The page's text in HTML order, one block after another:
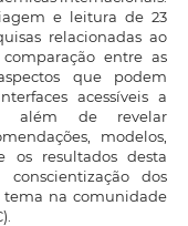
e leitura de 23
relacionadas ao
entre as
que podem
acessíveis a
além de revelar
modelos,
os resultados desta
dos
tema na comunidade